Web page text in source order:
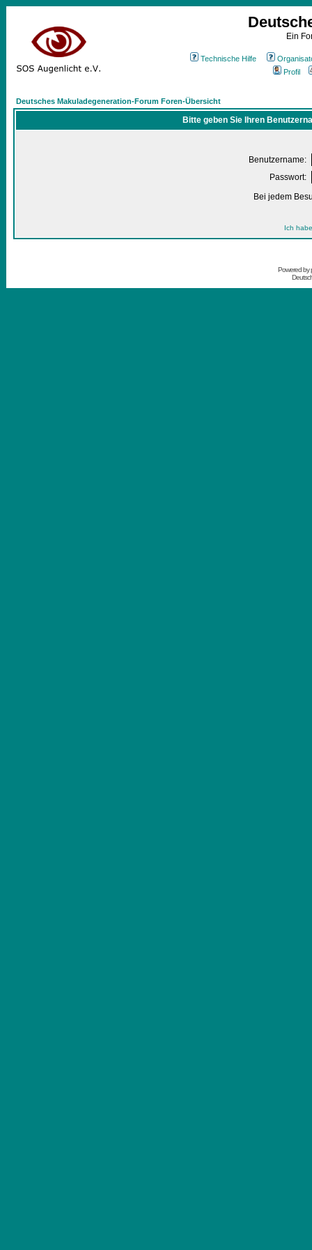
Ein
Technische Hilfe
Profil
Deutsches Makuladegeneration-Forum Foren-Übersicht
Bitte geben Sie Ihren
Benutzername:
Passwort:
Bei jedem
Ich
Powered by